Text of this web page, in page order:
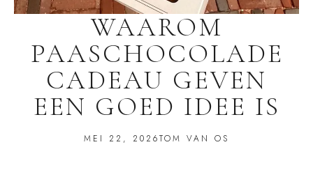
WAAROM
PAASCHOCOLADE
CADEAU GEVEN
EEN GOED IDEE IS
MEI 22, 2026TOM VAN OS